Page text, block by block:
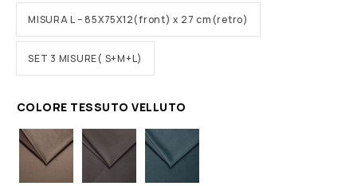
MISURA L – 85X75X12(front) x 27 cm(retro)
SET 3 MISURE( S+M+L)
COLORE TESSUTO VELLUTO